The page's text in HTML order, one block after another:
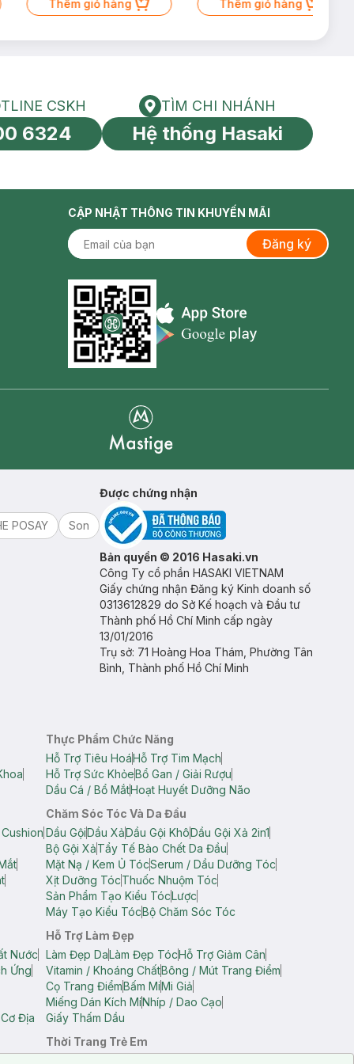
Thêm giỏ hàng Thêm giỏ hàng
toàn cầu
HOTLINE CSKH
CSKH
6324
Tìm chi nhánh
TÌM CHI NHÁNH
Hệ thống Hasaki
CẬP NHẬT THÔNG TIN KHUYẾN MÃI
Đăng ký
Appstore icon
POSAY Son
Được chứng nhận
Bản quyền © 2016 Hasaki.vn
Công Ty cổ phần HASAKI VIETNAM
Giấy chứng nhận Đăng ký Kinh doanh số
0313612829 do Sở Kế hoạch và Đầu tư
Thành phố Hồ Chí Minh cấp ngày
13/01/2016
Trụ sở: 71 Hoàng Hoa Thám, Phường Tân
Bình, Thành phố Hồ Chí Minh
Thực Phẩm Chức Năng
Hỗ Trợ Tiêu HoáHỗ Trợ Tim Mạch
Hỗ Trợ Sức KhỏeBổ Gan / Giải Rượu
Dầu Cá / Bổ MắtHoạt Huyết Dưỡng Não
Chăm Sóc Tóc Và Da Đầu
Dầu GộiDầu XảDầu Gội KhôDầu Gội Xả 2in1
Bộ Gội XảTẩy Tế Bào Chết Da Đầu
Mặt Nạ / Kem Ủ TócSerum / Dầu Dưỡng Tóc
Xịt Dưỡng TócThuốc Nhuộm Tóc
Sản Phẩm Tạo Kiểu TócLược
Máy Tạo Kiểu TócBộ Chăm Sóc Tóc
Nước
Ứng
Địa
Hỗ Trợ Làm Đẹp
Làm Đẹp DaLàm Đẹp TócHỗ Trợ Giảm Cân
Vitamin / Khoáng ChấtBông / Mút Trang Điểm
Cọ Trang ĐiểmBấm MiMi Giả
Miếng Dán Kích MíNhíp / Dao Cạo
Giấy Thấm Dầu
Thời Trang Trẻ Em